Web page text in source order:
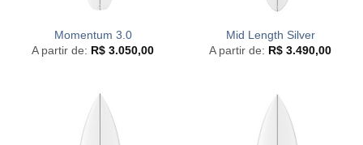
Momentum 3.0
A partir de: R$ 3.050,00
Mid Length Silver
A partir de: R$ 3.490,00